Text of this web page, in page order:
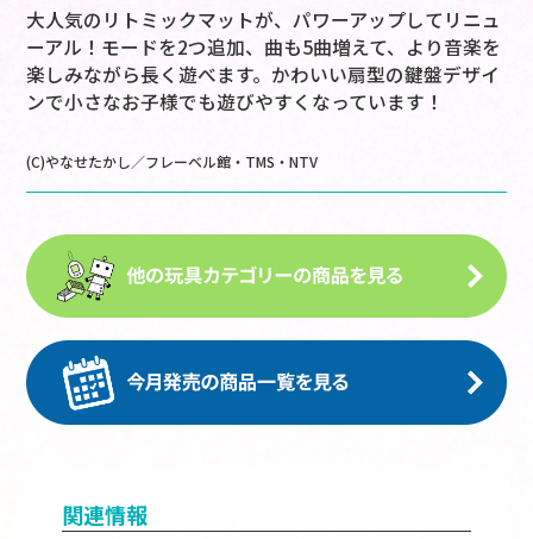
大人気のリトミックマットが、パワーアップしてリニュ
ーアル！モードを2つ追加、曲も5曲増えて、より音楽を
楽しみながら長く遊べます。かわいい扇型の鍵盤デザイ
ンで小さなお子様でも遊びやすくなっています！
(C)やなせたかし／フレーベル館・TMS・NTV
関連情報